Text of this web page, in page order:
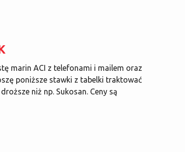
marin ACI z telefonami i mailem oraz
poniższe stawki z tabelki traktować
niż np. Sukosan. Ceny są